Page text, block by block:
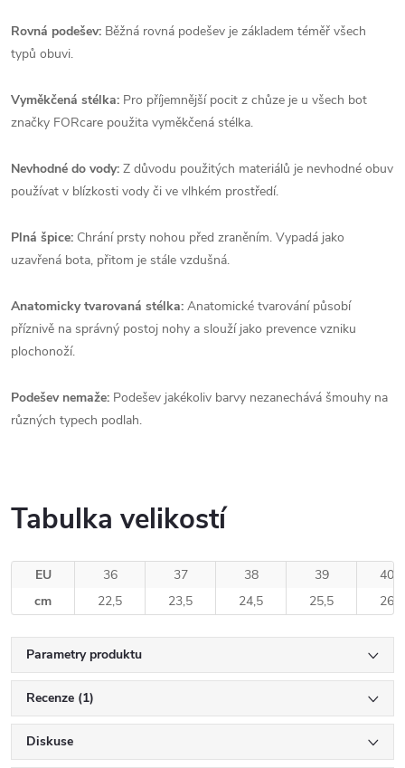
Rovná podešev: Běžná rovná podešev je základem téměř všech
typů obuvi.
Vyměkčená stélka: Pro příjemnější pocit z chůze je u všech bot
značky FORcare použita vyměkčená stélka.
Nevhodné do vody: Z důvodu použitých materiálů je nevhodné obuv
používat v blízkosti vody či ve vlhkém prostředí.
Plná špice: Chrání prsty nohou před zraněním. Vypadá jako
uzavřená bota, přitom je stále vzdušná.
Anatomicky tvarovaná stélka: Anatomické tvarování působí
příznivě na správný postoj nohy a slouží jako prevence vzniku
plochonoží.
Podešev nemaže: Podešev jakékoliv barvy nezanechává šmouhy na
různých typech podlah.
Tabulka velikostí
EU 36 37 38 39
40
cm
22,5 23,5 24,5 25,5 26
Parametry produktu
Recenze (1)
Diskuse